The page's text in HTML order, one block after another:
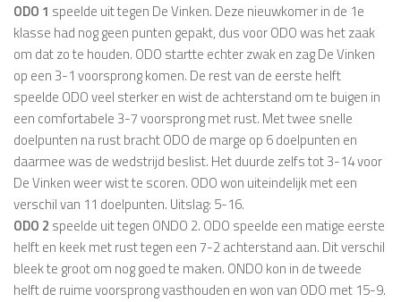
ODO 1 speelde uit tegen De Vinken. Deze nieuwkomer in de 1e
klasse had nog geen punten gepakt, dus voor ODO was het zaak
om dat zo te houden. ODO startte echter zwak en zag De Vinken
op een 3-1 voorsprong komen. De rest van de eerste helft
speelde ODO veel sterker en wist de achterstand om te buigen in
een comfortabele 3-7 voorsprong met rust. Met twee snelle
doelpunten na rust bracht ODO de marge op 6 doelpunten en
daarmee was de wedstrijd beslist. Het duurde zelfs tot 3-14 voor
De Vinken weer wist te scoren. ODO won uiteindelijk met een
verschil van 11 doelpunten. Uitslag: 5-16.
ODO 2 speelde uit tegen ONDO 2. ODO speelde een matige eerste
helft en keek met rust tegen een 7-2 achterstand aan. Dit verschil
bleek te groot om nog goed te maken. ONDO kon in de tweede
helft de ruime voorsprong vasthouden en won van ODO met 15-9.